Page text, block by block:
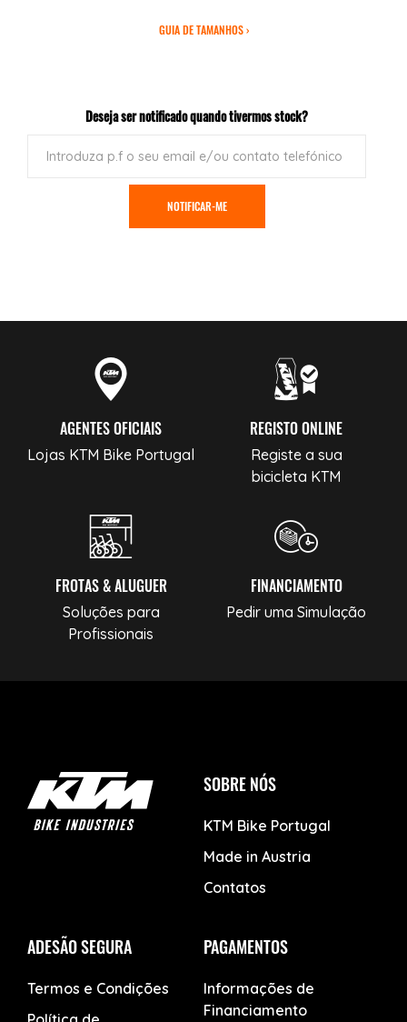
GUIA DE TAMANHOS ›
Deseja ser notificado quando tivermos stock?
NOTIFICAR-ME
AGENTES OFICIAIS
Lojas KTM Bike Portugal
REGISTO ONLINE
Registe a sua
bicicleta KTM
FROTAS & ALUGUER
Soluções para
Profissionais
FINANCIAMENTO
Pedir uma Simulação
SOBRE NÓS
KTM Bike Portugal
Made in Austria
Contatos
ADESÃO SEGURA
Termos e Condições
PAGAMENTOS
Informações de
Financiamento